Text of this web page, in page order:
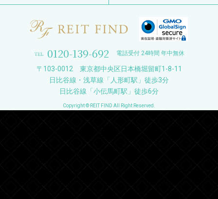
0120-139-692 電話受付 24時間 年中無休
〒103-0012 東京都中央区日本橋堀留町1-8-11
日比谷線・浅草線「人形町駅」徒歩3分
日比谷線「小伝馬町駅」徒歩6分
Copyright © REIT FIND All Right Reserved.